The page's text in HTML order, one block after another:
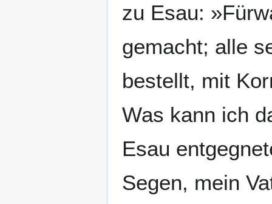
zu Esau:
gemacht; alle
bestellt, mit
Was kann ich
Esau
Segen, mein